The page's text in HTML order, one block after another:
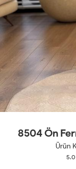
8504 Ön
Ürün
5.0